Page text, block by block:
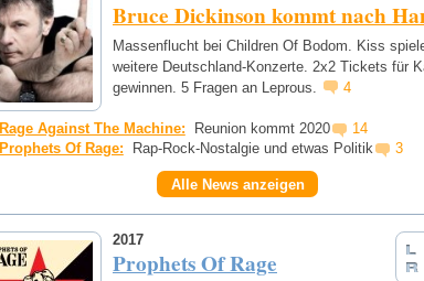
Bruce Dickinson kommt nach
Massenflucht bei Children Of Bodom. Kiss
weitere Deutschland-Konzerte. 2x2 Tickets für
gewinnen. 5 Fragen an Leprous.
4
Rage Against The Machine: Reunion kommt 2020
14
Prophets Of Rage:
Rap-Rock-Nostalgie und etwas Politik 3
Alle News anzeigen
2017
Prophets Of Rage